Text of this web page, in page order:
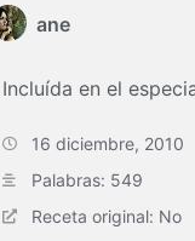
ane
Incluída en el
16 diciembre, 2010
Palabras: 549
Receta original: No